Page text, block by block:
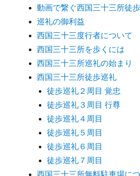
動画で繋ぐ西国三十三所徒
巡礼の御利益
西国三十三度行者について
西国三十三所を歩くには
西国三十三所巡礼の始まり
西国三十三所徒歩巡礼
徒歩巡礼２周目 覚忠
徒歩巡礼３周目 行尊
徒歩巡礼４周目
徒歩巡礼５周目
徒歩巡礼６周目
徒歩巡礼７周目